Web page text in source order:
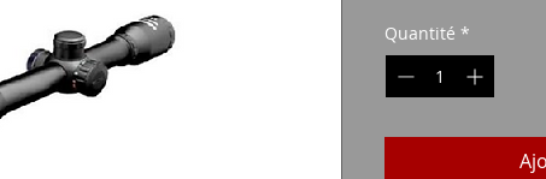
Quantité *